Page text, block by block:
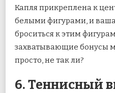
Капля прикреплена к
белыми фигурами, и
броситься к этим
захватывающие бонусы
просто, не так ли?
6. Теннисный